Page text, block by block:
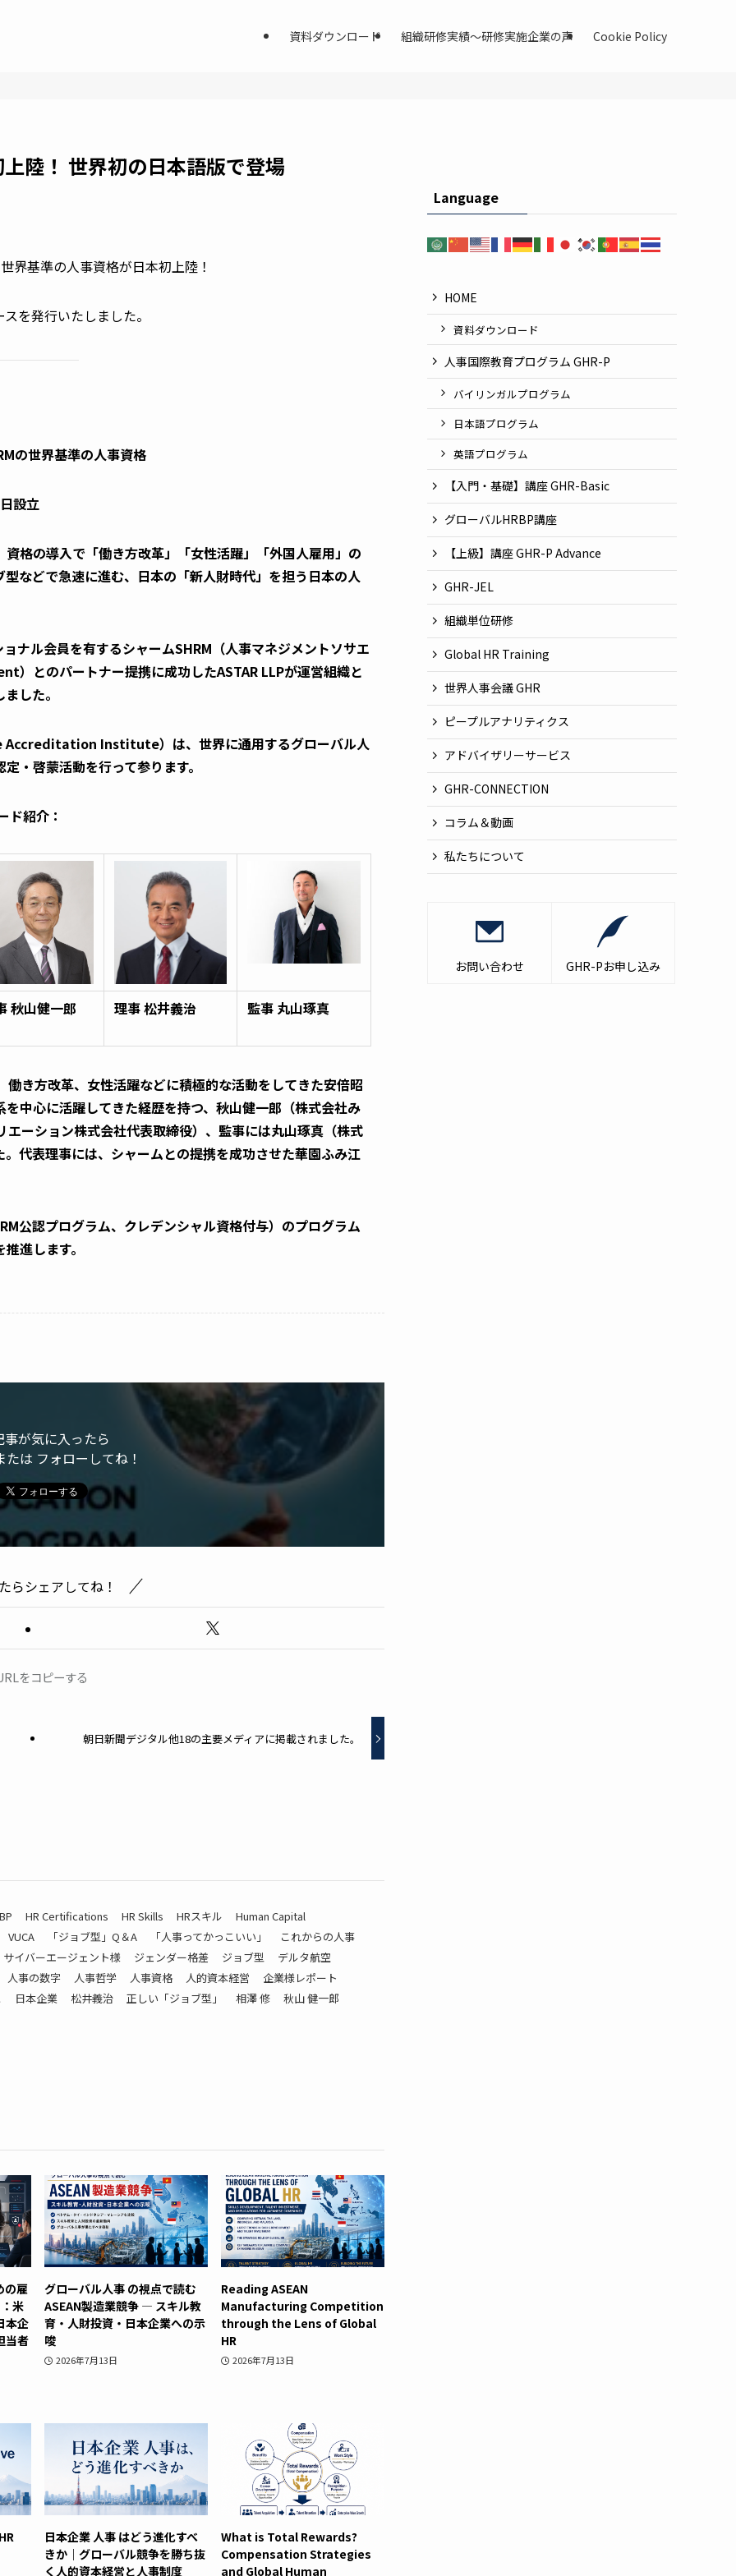
資料ダウンロード 組織研修実績〜研修実施企業の声 Cookie Policy
陸！ 世界初の日本語版で登場
界基準の人事資格が日本初上陸！
を発行いたしました。
の世界基準の人事資格
設立
格の導入で「働き方改革」「女性活躍」「外国人雇用」の
などで急速に進む、日本の「新人財時代」を担う日本の人
ナル会員を有するシャームSHRM（人事マネジメントソサエ
とのパートナー提携に成功したASTAR LLPが運営組織と
した。
Accreditation Institute）は、世界に通用するグローバル人
・啓蒙活動を行って参ります。
紹介：
秋山健一郎 理事松井義治 監事 丸山琢真
き方改革、女性活躍などに積極的な活動をしてきた安倍昭
中心に活躍してきた経歴を持つ、秋山健一郎（株式会社み
ーション株式会社代表取締役）、監事には丸山琢真（株式
代表理事には、シャームとの提携を成功させた華園ふみ江
公認プログラム、クレデンシャル資格付与）のプログラム
進します。
事が気に入ったら
は フォローしてね！
らシェアしてね！
をコピーする
朝日新聞デジタル他18の主要メディアに掲載されました。
HR Certifications HR Skills HRスキル
Human Capital
VUCA
「ジョブ型」Q＆A 「人事ってかっこいい」
これからの人事
サイバーエージェント様
ジェンダー格差 ジョブ型
デルタ航空
人事の数字
人事哲学 人事資格 人的資本経営
企業様レポート
日本企業 松井義治 正しい「ジョブ型」 相澤 修 秋山 健一郎
の雇
米
本企
当者
グローバル人事 の視点で読む
ASEAN製造業競争 ― スキル教
育・人財投資・日本企業への示
唆
2026年7月13日
Reading ASEAN
Manufacturing Competition
through the Lens of Global
HR
2026年7月13日
日本企業 人事 はどう進化すべ
きか｜グローバル競争を勝ち抜
く人的資本経営と人事制度
What is Total Rewards?
Compensation Strategies
and Global Human
Language
HOME
資料ダウンロード
人事国際教育プログラム GHR-P
バイリンガルプログラム
日本語プログラム
英語プログラム
【入門・基礎】講座 GHR-Basic
グローバルHRBP講座
【上級】講座 GHR-P Advance
GHR-JEL
組織単位研修
Global HR Training
世界人事会議 GHR
ピープルアナリティクス
アドバイザリーサービス
GHR-CONNECTION
コラム＆動画
私たちについて
お問い合わせ GHR-Pお申し込み